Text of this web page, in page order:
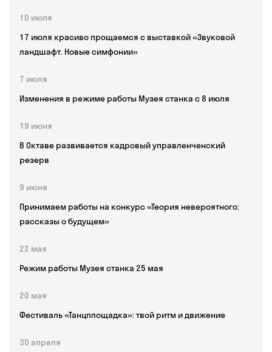
10 июля
17 июля красиво прощаемся с выставкой «Звуковой
ландшафт. Новые симфонии»
7 июля
Изменения в режиме работы Музея станка с 8 июля
19 июня
В Октаве развивается кадровый управленченский
резерв
9 июня
Принимаем работы на конкурс «Теория невероятного:
рассказы о будущем»
22 мая
Режим работы Музея станка 25 мая
20 мая
Фестиваль «Танцплощадка»: твой ритм и движение
30 апреля